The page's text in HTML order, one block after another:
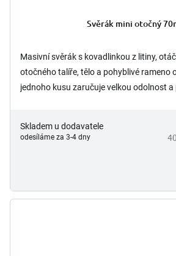
Svěrák mini otočný
Masivní svěrák s kovadlinkou z litiny,
otočného talíře, tělo a pohyblivé rameno
jednoho kusu zaručuje velkou odolnost a
Skladem u dodavatele
odesíláme za 3-4 dny